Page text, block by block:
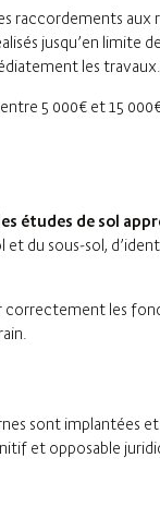
raccordements aux
jusqu’en limite
les travaux.
5 000€ et 15
études de sol
du sous-sol,
correctement les
sont implantées
et opposable